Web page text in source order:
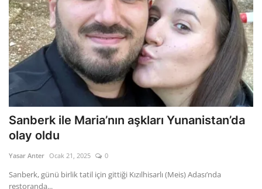
Sanberk ile Maria’nın aşkları Yunanistan’da
olay oldu
Yasar Anter Ocak 21, 2025 0
Sanberk, günü birlik tatil için gittiği Kızılhisarlı (Meis) Adası’nda
restoranda...